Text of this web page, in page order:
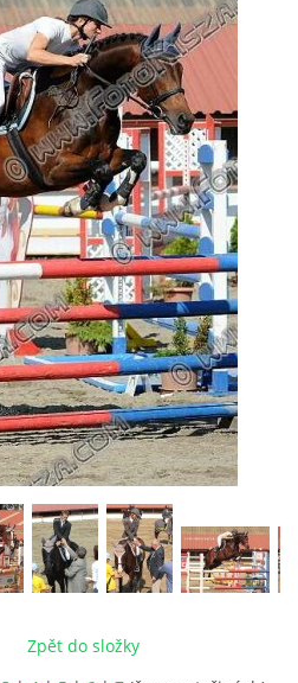
SPORTU V
PRO TY KTEŘÍ SE
BRIGÁDU
Zpět do složky